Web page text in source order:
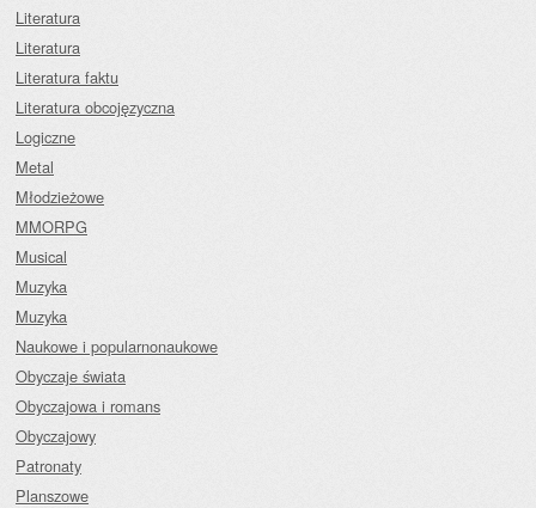
Literatura
Literatura
Literatura faktu
Literatura obcojęzyczna
Logiczne
Metal
Młodzieżowe
MMORPG
Musical
Muzyka
Muzyka
Naukowe i popularnonaukowe
Obyczaje świata
Obyczajowa i romans
Obyczajowy
Patronaty
Planszowe